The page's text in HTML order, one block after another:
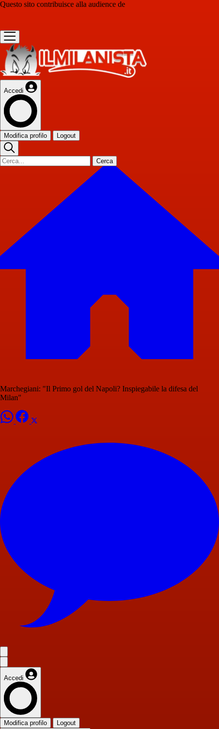
Questo sito contribuisce alla audience de
Accedi
Modifica profilo Logout
Cerca
Marchegiani: "Il Primo gol del Napoli? Inspiegabile la difesa del
Milan"
Accedi
Modifica profilo Logout